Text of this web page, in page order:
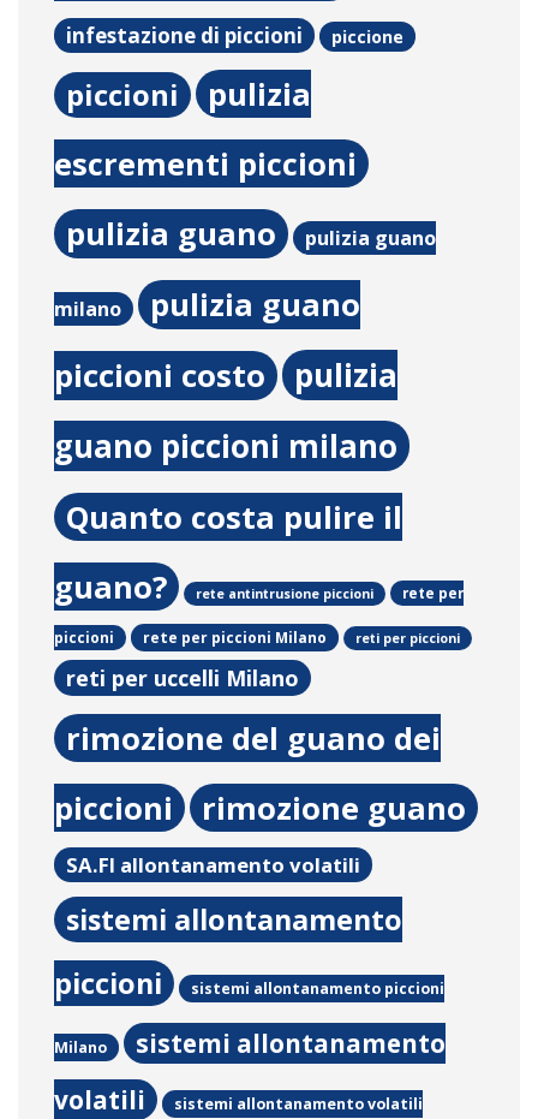
infestazione di piccioni piccione
piccioni
pulizia
escrementi piccioni
pulizia guano pulizia guano
milano
pulizia guano
piccioni costo
pulizia
guano piccioni milano
Quanto costa pulire il
guano?
rete antintrusione piccioni rete per
piccioni rete per piccioni Milano reti per piccioni
reti per uccelli Milano
rimozione del guano dei
piccioni
rimozione guano
SA.FI allontanamento volatili
sistemi allontanamento
piccioni
sistemi allontanamento piccioni
Milano
sistemi allontanamento
volatili
sistemi allontanamento volatili